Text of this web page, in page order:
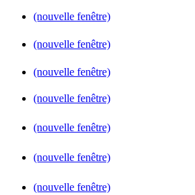
(nouvelle fenêtre)
(nouvelle fenêtre)
(nouvelle fenêtre)
(nouvelle fenêtre)
(nouvelle fenêtre)
(nouvelle fenêtre)
(nouvelle fenêtre)